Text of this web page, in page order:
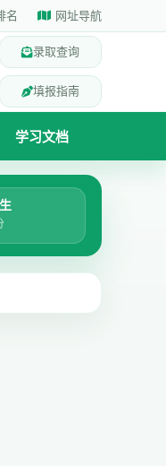
名 网址导航
录取查询
填报指南
学习文档